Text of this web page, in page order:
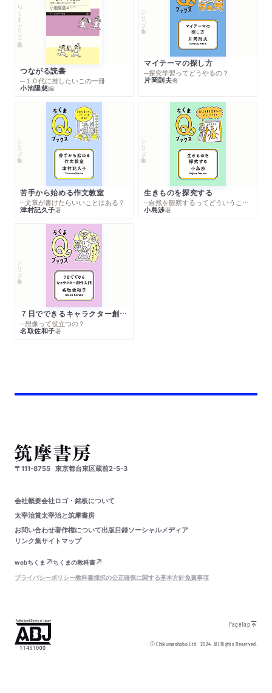
ちくまプリマー新書
つながる読書
─１０代に推したいこの一冊
小池陽慈編
シリーズ・全集
マイテーマの探し方
─探究学習ってどうやるの？
片岡則夫著
シリーズ・全集
苦手から始める作文教室
─文章が書けたらいいことはある？
津村記久子著
シリーズ・全集
生きものを探究する
─自然を観察するってどういうこと？
小島渉著
シリーズ・全集
７日でできるキャラクター創作入門
─想像って役立つの？
名取佐和子著
〒111-8755 東京都台東区蔵前2-5-3
会社概要会社ロゴ・銘板について
太宰治賞太宰治と筑摩書房
お問い合わせ著作権について出版目録ソーシャルメディア
リンク集サイトマップ
webちくま
ちくまの教科書
プライバシーポリシー教科書採択の公正確保に関する基本方針免責事項
PageTop
© Chikumashobo Ltd.2024 All Rights Reserved.